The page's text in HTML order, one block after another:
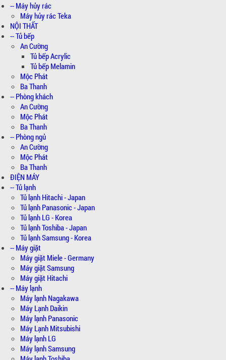
-- Máy hủy rác
Máy hủy rác Teka
NỘI THẤT
-- Tủ bếp
An Cường
Tủ bếp Acrylic
Tủ bếp Melamin
Mộc Phát
Ba Thanh
-- Phòng khách
An Cường
Mộc Phát
Ba Thanh
-- Phòng ngủ
An Cường
Mộc Phát
Ba Thanh
ĐIỆN MÁY
-- Tủ lạnh
Tủ lạnh Hitachi - Japan
Tủ lạnh Panasonic - Japan
Tủ lạnh LG - Korea
Tủ lạnh Toshiba - Japan
Tủ lạnh Samsung - Korea
-- Máy giặt
Máy giặt Miele - Germany
Máy giặt Samsung
Máy giặt Hitachi
-- Máy lạnh
Máy lạnh Nagakawa
Máy Lạnh Daikin
Máy lạnh Panasonic
Máy Lạnh Mitsubishi
Máy lạnh LG
Máy lạnh Samsung